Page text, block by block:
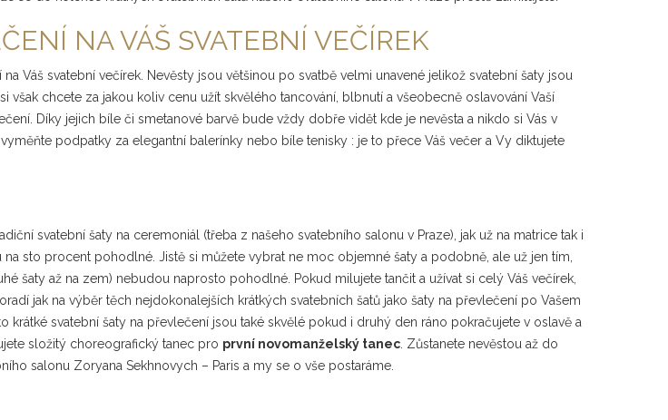
NA VÁŠ SVATEBNÍ VEČÍREK
Váš svatební večírek. Nevěsty jsou většinou po svatbě velmi unavené jelikož svatební šaty jsou
chcete za jakou koliv cenu užít skvělého tancování, blbnutí a všeobecně oslavování Vaší
Díky jejich bíle či smetanové barvě bude vždy dobře vidět kde je nevěsta a nikdo si Vás v
podpatky za elegantní balerínky nebo bíle tenisky : je to přece Váš večer a Vy diktujete
svatební šaty na ceremoniál (třeba z našeho svatebního salonu v Praze), jak už na matrice tak i
sto procent pohodlné. Jistě si můžete vybrat ne moc objemné šaty a podobně, ale už jen tím,
šaty až na zem) nebudou naprosto pohodlné. Pokud milujete tančit a užívat si celý Váš večírek,
jak na výběr těch nejdokonalejších krátkých svatebních šatů jako šaty na převlečení po Vašem
svatební šaty na převlečení jsou také skvělé pokud i druhý den ráno pokračujete v oslavě a
složitý choreografický tanec pro první novomanželský tanec . Zůstanete nevěstou až do
salonu Zoryana Sekhnovych – Paris a my se o vše postaráme.